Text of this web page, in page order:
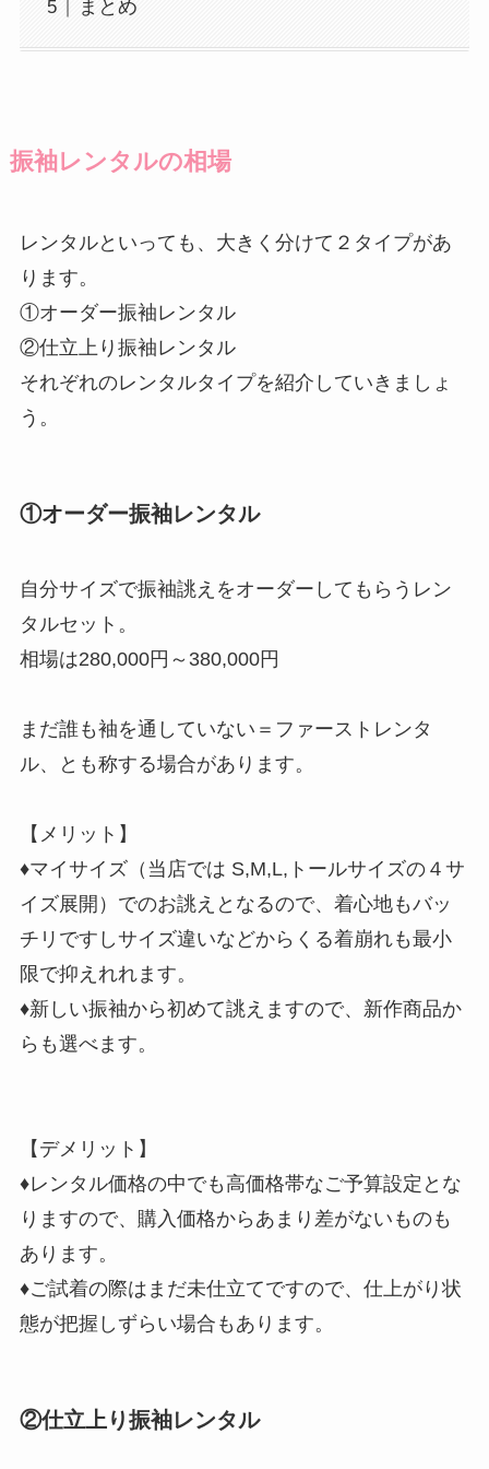
まとめ
振袖レンタルの相場
レンタルといっても、大きく分けて２タイプがあ
ります。
①オーダー振袖レンタル
②仕立上り振袖レンタル
それぞれのレンタルタイプを紹介していきましょ
う。
①オーダー振袖レンタル
自分サイズで振袖誂えをオーダーしてもらうレン
タルセット。
相場は280,000円～380,000円
まだ誰も袖を通していない＝ファーストレンタ
ル、とも称する場合があります。
【メリット】
♦マイサイズ（当店では S,M,L,トールサイズの４サ
イズ展開）でのお誂えとなるので、着心地もバッ
チリですしサイズ違いなどからくる着崩れも最小
限で抑えれれます。
♦新しい振袖から初めて誂えますので、新作商品か
らも選べます。
【デメリット】
♦レンタル価格の中でも高価格帯なご予算設定とな
りますので、購入価格からあまり差がないものも
あります。
♦ご試着の際はまだ未仕立てですので、仕上がり状
態が把握しずらい場合もあります。
②仕立上り振袖レンタル